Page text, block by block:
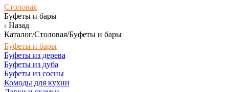
Столовая
Буфеты и бары
Назад
Каталог/Столовая/Буфеты и бары
Буфеты и бары
Буфеты из дерева
Буфеты из дуба
Буфеты из сосны
Комоды для кухни